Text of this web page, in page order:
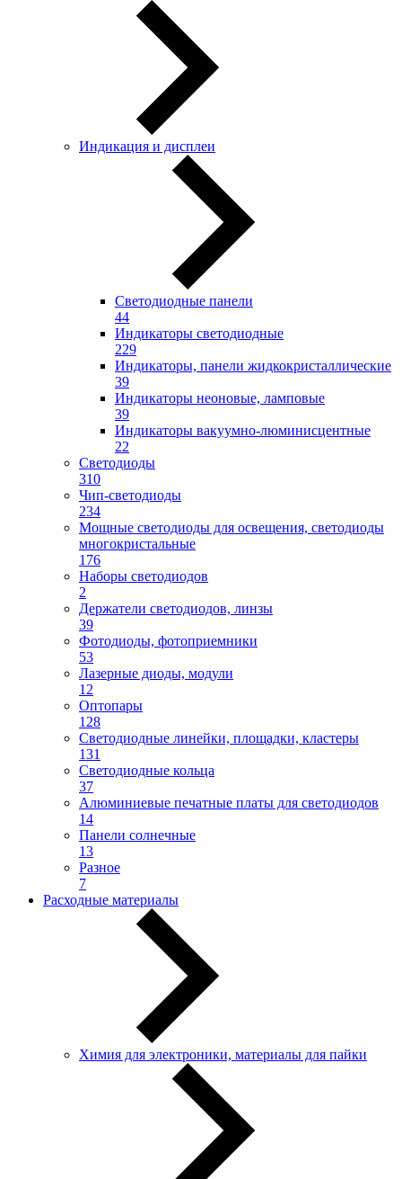
Индикация и дисплеи
Светодиодные панели
44
Индикаторы светодиодные
229
Индикаторы, панели жидкокристаллические
39
Индикаторы неоновые, ламповые
39
Индикаторы вакуумно-люминисцентные
22
Светодиоды
310
Чип-светодиоды
234
Мощные светодиоды для освещения, светодиоды
многокристальные
176
Наборы светодиодов
2
Держатели светодиодов, линзы
39
Фотодиоды, фотоприемники
53
Лазерные диоды, модули
12
Оптопары
128
Светодиодные линейки, площадки, кластеры
131
Светодиодные кольца
37
Алюминиевые печатные платы для светодиодов
14
Панели солнечные
13
Разное
7
Расходные материалы
Химия для электроники, материалы для пайки